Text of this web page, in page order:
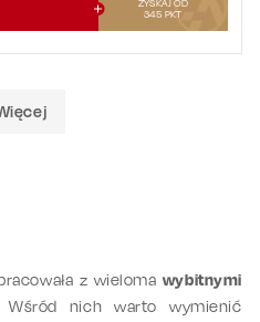
ZYSKAJ OD
345 PKT
z wielomawybitnymi
Wśród nich warto wymienić